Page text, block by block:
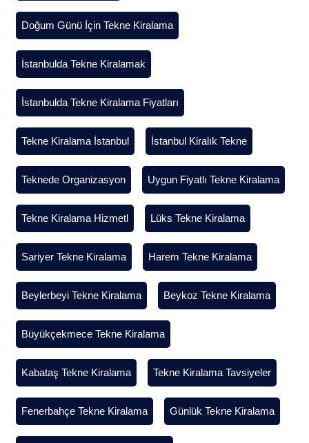
Doğum Günü İçin Tekne Kiralama
İstanbulda Tekne Kiralamak
İstanbulda Tekne Kiralama Fiyatları
Tekne Kiralama İstanbul İstanbul Kiralık Tekne
Teknede Organizasyon Uygun Fiyatlı Tekne Kiralama
Tekne Kiralama Hizmetl Lüks Tekne Kiralama
Sariyer Tekne Kiralama Harem Tekne Kiralama
Beylerbeyi Tekne Kiralama Beykoz Tekne Kiralama
Büyükçekmece Tekne Kiralama
Kabataş Tekne Kiralama Tekne Kiralama Tavsiyeler
Fenerbahçe Tekne Kiralama Günlük Tekne Kiralama